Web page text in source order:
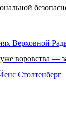
воровства —